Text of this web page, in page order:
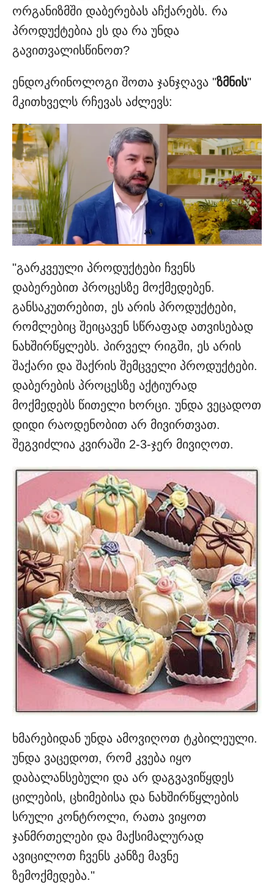
ორგანიზმში დაბერებას აჩქარებს. რა
პროდუქტებია ეს და რა უნდა
გავითვალისწინოთ?
ენდოკრინოლოგი შოთა ჯანჯღავა "ზმნის"
მკითხველს რჩევას აძლევს:
"გარკვეული პროდუქტები ჩვენს
დაბერებით პროცესზე მოქმედებენ.
განსაკუთრებით, ეს არის პროდუქტები,
რომლებიც შეიცავენ სწრაფად ათვისებად
ნახშირწყლებს. პირველ რიგში, ეს არის
შაქარი და შაქრის შემცველი პროდუქტები.
დაბერების პროცესზე აქტიურად
მოქმედებს წითელი ხორცი. უნდა ვეცადოთ
დიდი რაოდენობით არ მივირთვათ.
შეგვიძლია კვირაში 2-3-ჯერ მივიღოთ.
ხმარებიდან უნდა ამოვიღოთ ტკბილეული.
უნდა ვაცედოთ, რომ კვება იყო
დაბალანსებული და არ დაგვავიწყდეს
ცილების, ცხიმებისა და ნახშირწყლების
სრული კონტროლი, რათა ვიყოთ
ჯანმრთელები და მაქსიმალურად
ავიცილოთ ჩვენს კანზე მავნე
ზემოქმედება."